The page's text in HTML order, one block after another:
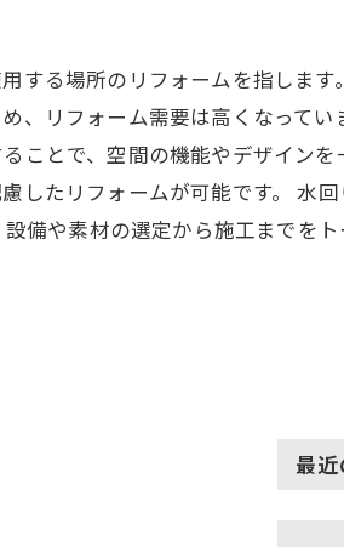
する場所のリフォームを指しま
、リフォーム需要は高くなってい
ことで、空間の機能やデザイン
したリフォームが可能です。 水
備や素材の選定から施工までを
最